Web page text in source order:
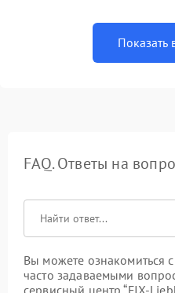
Показать
FAQ. Ответы на
Вы можете ознакомиться
часто задаваемыми